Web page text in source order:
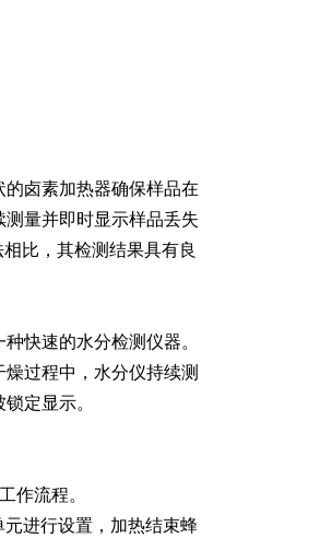
卤素加热器确保样品在
量并即时显示样品丢失
比，其检测结果具有良
快速的水分检测仪器。
过程中，水分仪持续测
定显示。
流程。
进行设置，加热结束蜂